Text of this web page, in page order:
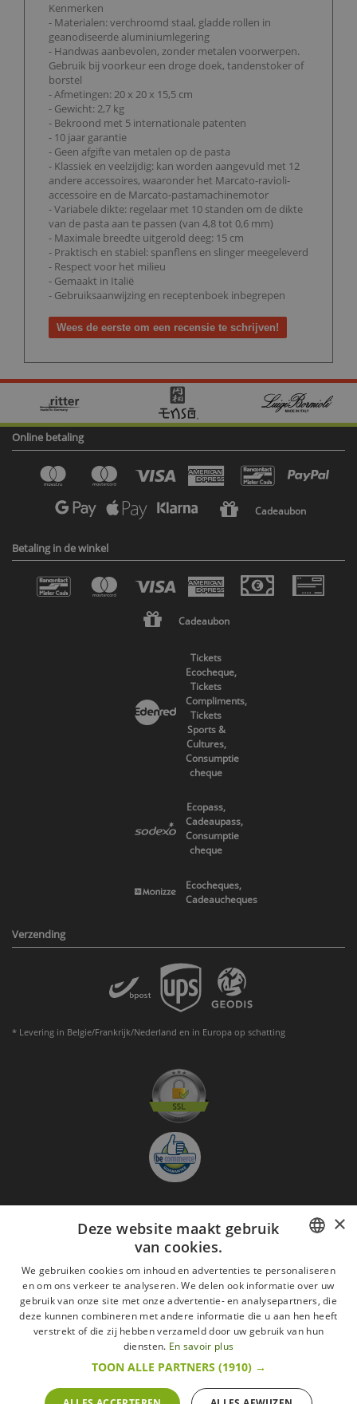
Kenmerken
- Materialen: verchroomd staal, gladde rollen in
geanodiseerde aluminiumlegering
- Handwas aanbevolen, zonder metalen voorwerpen.
Gebruik bij voorkeur een droge doek, tandenstoker of
borstel
- Afmetingen: 20 x 20 x 15,5 cm
- Gewicht: 2,7 kg
- Bekroond met 5 internationale patenten
- 10 jaar garantie
- Geen afgifte van metalen op de pasta
- Klassiek en veelzijdig: kan worden aangevuld met 12
andere accessoires, waaronder het Marcato-ravioli-
accessoire en de Marcato-pastamachinemotor
- Variabele dikte: regelaar met 10 standen om de dikte
van de pasta aan te passen (van 4,8 tot 0,6 mm)
- Maximale breedte uitgerold deeg: 15 cm
- Praktisch en stabiel: spanflens en slinger meegeleverd
- Respect voor het milieu
- Gemaakt in Italië
- Gebruiksaanwijzing en receptenboek inbegrepen
Wees de eerste om een recensie te schrijven!
Online betaling
Cadeaubon
Betaling in de winkel
Cadeaubon
Tickets
Ecocheque,
Tickets
Compliments,
Tickets
Sports &
Cultures,
Consumptie
cheque
Ecopass,
Cadeaupass,
Consumptie
cheque
Ecocheques,
Cadeaucheques
Verzending
* Levering in Belgie/Frankrijk/Nederland en in Europa op schatting
Aanmelden nieuwsbrief
GO
Ik ga akkoord metde Wettelijke vermeldingen
Alle merken
Algemene verkoopsvoorwaarden
Wettelijke vermeldingen
withdrawal rights
Veelgestelde vragen
Alle rechten voorbehouden ©2015 Les Secrets du Chef/Alle prijzen op deze website
zijn met alle belastingen inbegrepen.
FRENCH
ENGLISH
×
Deze website maakt gebruik
van cookies.
We gebruiken cookies om inhoud en advertenties te personaliseren
en om ons verkeer te analyseren. We delen ook informatie over uw
gebruik van onze site met onze advertentie- en analysepartners, die
deze kunnen combineren met andere informatie die u aan hen heeft
verstrekt of die zij hebben verzameld door uw gebruik van hun
diensten. En savoir plus
TOON ALLE PARTNERS (1910) →